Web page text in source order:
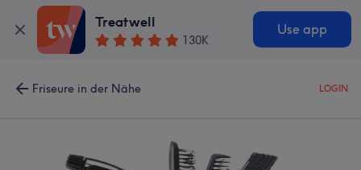
Treatwell
130K
Use app
Friseure in der Nähe LOGIN